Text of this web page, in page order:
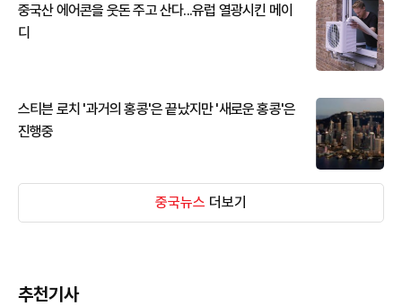
중국산 에어콘을 웃돈 주고 산다...유럽 열광시킨 메이
디
스티븐 로치 '과거의 홍콩'은 끝났지만 '새로운 홍콩'은
진행중
중국뉴스 더보기
추천기사